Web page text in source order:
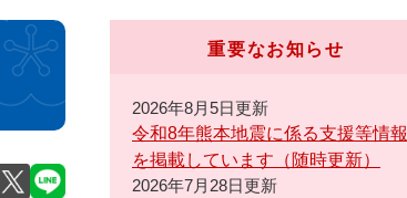
重要なお知らせ
2026年8月5日更新
令和8年熊本地震に係る支援等情報
を掲載しています（随時更新）
2026年7月28日更新